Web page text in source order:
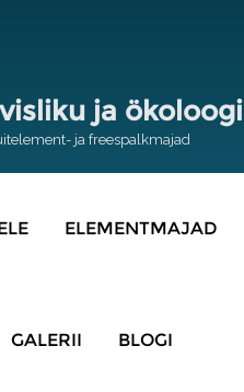
ja
ja freespalkmajad
ELEMENTMAJAD
GALERII BLOGI